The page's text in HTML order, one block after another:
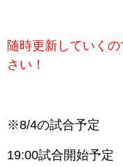
随時更新していく
さい！
※8/4の試合予定
19:00試合開始予定